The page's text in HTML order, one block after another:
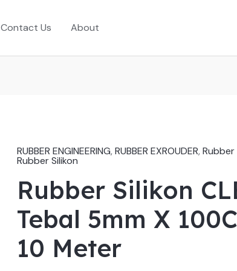
Contact Us About
RUBBER ENGINEERING,RUBBER EXROUDER,
Rubber Silikon
Rubber Silikon
Tebal 5mm X
10 Meter